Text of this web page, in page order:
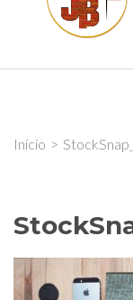
Inicio >